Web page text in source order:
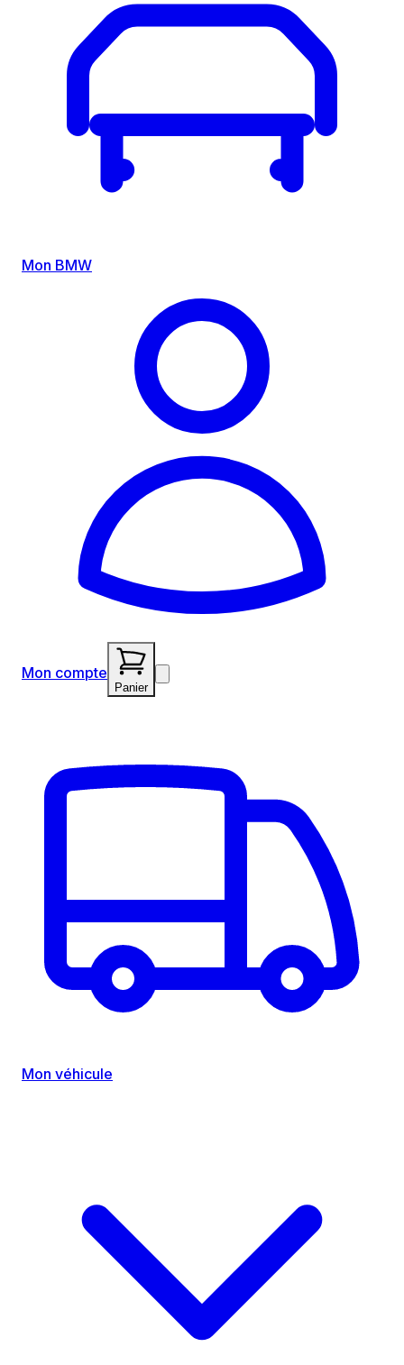
Mon BMW
Mon compte
Panier
Mon véhicule